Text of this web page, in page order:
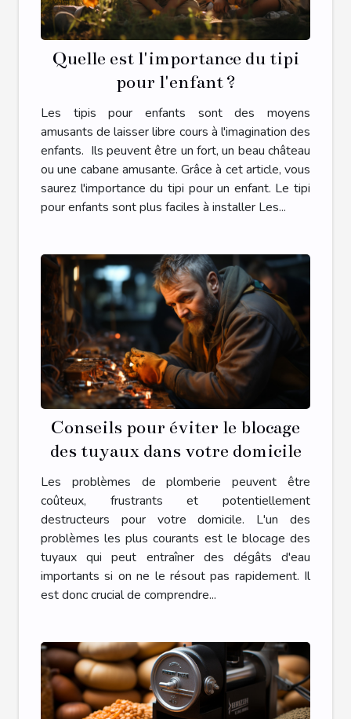
Quelle est l'importance du tipi
pour l'enfant ?
Les tipis pour enfants sont des moyens
amusants de laisser libre cours à l'imagination des
enfants. Ils peuvent être un fort, un beau château
ou une cabane amusante. Grâce à cet article, vous
saurez l'importance du tipi pour un enfant. Le tipi
pour enfants sont plus faciles à installer Les...
Conseils pour éviter le blocage
des tuyaux dans votre domicile
Les problèmes de plomberie peuvent être
coûteux, frustrants et potentiellement
destructeurs pour votre domicile. L'un des
problèmes les plus courants est le blocage des
tuyaux qui peut entraîner des dégâts d'eau
importants si on ne le résout pas rapidement. Il
est donc crucial de comprendre...